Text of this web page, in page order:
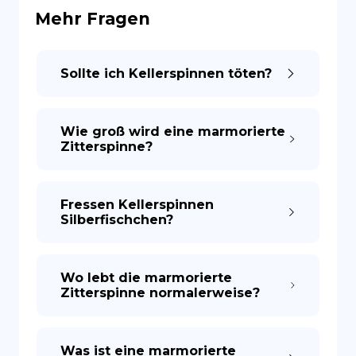
Mehr Fragen
Sollte ich Kellerspinnen töten?
Wie groß wird eine marmorierte
Zitterspinne?
Fressen Kellerspinnen
Silberfischchen?
Wo lebt die marmorierte
Zitterspinne normalerweise?
Was ist eine marmorierte